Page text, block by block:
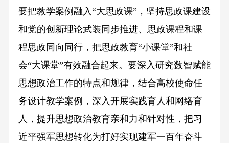
要把教学案例融入“大思政课”，坚持思政课建设
和党的创新理论武装同步推进、思政课程和课
程思政同向同行，把思政教育“小课堂”和社
会“大课堂”有效融合起来。要深入研究数智赋能
思想政治工作的特点和规律，结合高校使命任
务设计教学案例，深入开展实践育人和网络育
人，提升思想政治教育亲和力和针对性，把习
近平强军思想转化为打好实现建军一百年奋斗